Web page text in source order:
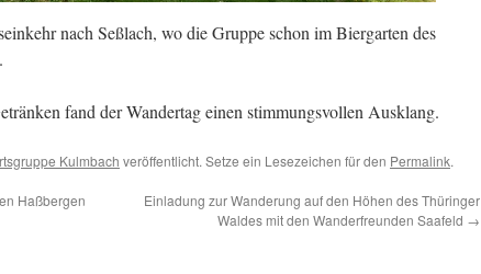
nach Seßlach, wo die Gruppe schon im Biergarten des
fand der Wandertag einen stimmungsvollen Ausklang.
Kulmbach veröffentlicht. Setze ein Lesezeichen für den Permalink.
Haßbergen
Einladung zur Wanderung auf den Höhen des Thüringer
Waldes mit den Wanderfreunden Saafeld →